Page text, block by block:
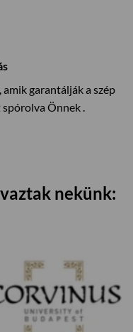
garantálják a szép
spórolva Önnek .
nekünk: